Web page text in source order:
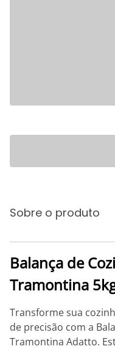
Sobre o produto
Balança de
Tramontina
Transforme sua
de precisão com a
Tramontina Adatto.